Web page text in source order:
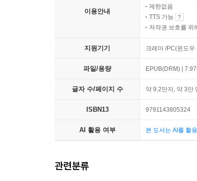
이용안내
제한없음
TTS 가능
저작권 보호를 위
지원기기 크레마 /PC(윈도
파일/용량 EPUB(DRM) |
글자 수/페이지 수 약 9.2만자, 약 3만
ISBN13 9791143805324
AI 활용 여부 본 도서는 AI를 활
관련분류